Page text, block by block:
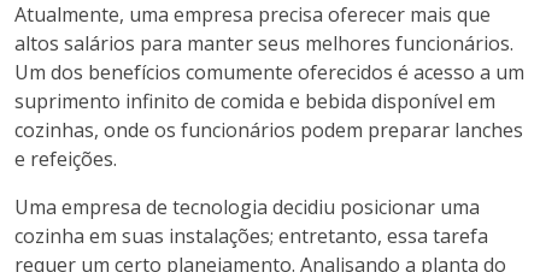
Atualmente, uma empresa precisa oferecer mais que
altos salários para manter seus melhores funcionários.
Um dos benefícios comumente oferecidos é acesso a um
suprimento infinito de comida e bebida disponível em
cozinhas, onde os funcionários podem preparar lanches
e refeições.
Uma empresa de tecnologia decidiu posicionar uma
cozinha em suas instalações; entretanto, essa tarefa
requer um certo planejamento. Analisando a planta do